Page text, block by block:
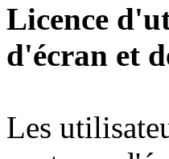
Licence
d'écran et
Les